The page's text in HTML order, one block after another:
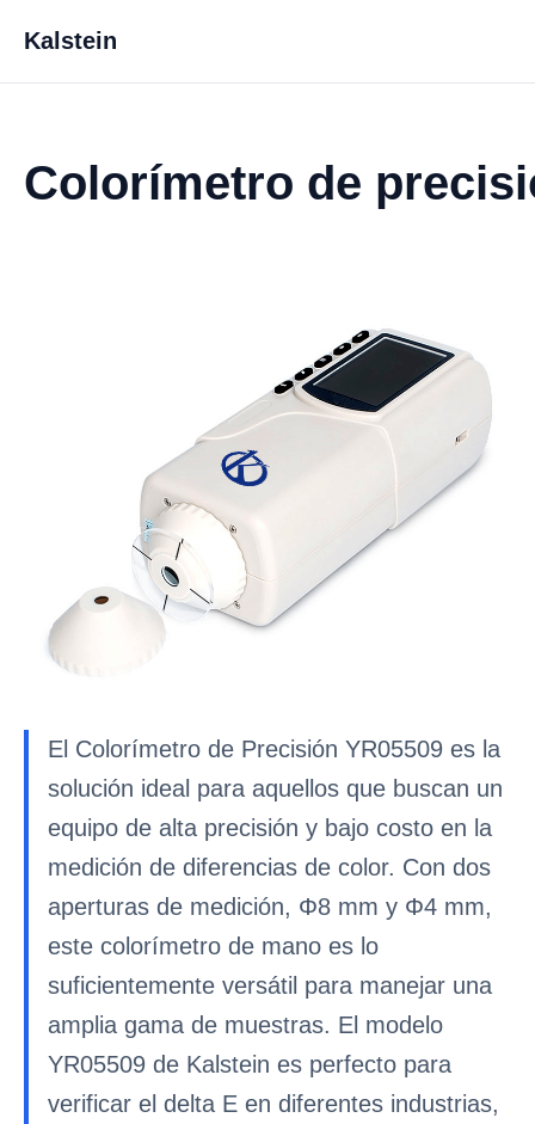
Kalstein
Colorímetro de
El Colorímetro de Precisión YR05509 es la
solución ideal para aquellos que buscan un
equipo de alta precisión y bajo costo en la
medición de diferencias de color. Con dos
aperturas de medición, Φ8 mm y Φ4 mm,
este colorímetro de mano es lo
suficientemente versátil para manejar una
amplia gama de muestras. El modelo
YR05509 de Kalstein es perfecto para
verificar el delta E en diferentes industrias,